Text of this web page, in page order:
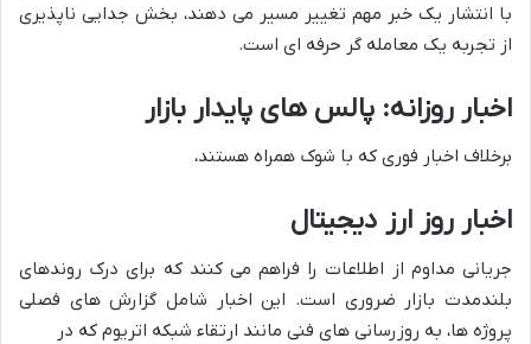
با انتشار یک خبر مهم تغییر مسیر می دهند، بخش جدایی ناپذیری
از تجربه یک معامله گر حرفه ای است.
اخبار روزانه: پالس های پایدار بازار
برخلاف اخبار فوری که با شوک همراه هستند،
اخبار روز ارز دیجیتال
جریانی مداوم از اطلاعات را فراهم می کنند که برای درک روندهای
بلندمدت بازار ضروری است. این اخبار شامل گزارش های فصلی
پروژه ها، به روزرسانی های فنی مانند ارتقاء شبکه اتریوم که در